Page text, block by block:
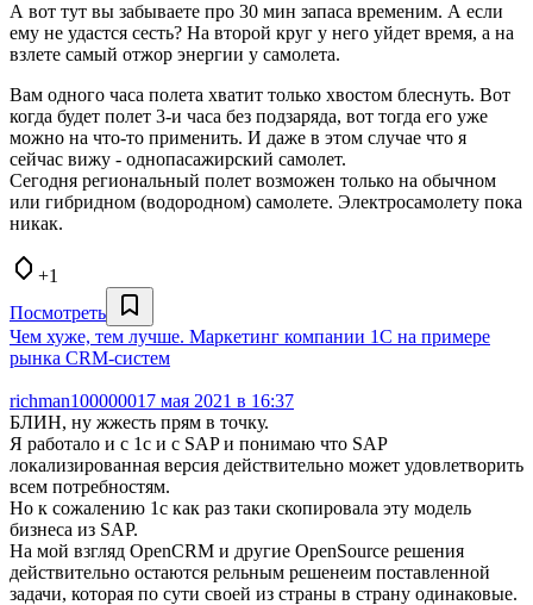
А вот тут вы забываете про 30 мин запаса временим. А если
ему не удастся сесть? На второй круг у него уйдет время, а на
взлете самый отжор энергии у самолета.
Вам одного часа полета хватит только хвостом блеснуть. Вот
когда будет полет 3-и часа без подзаряда, вот тогда его уже
можно на что-то применить. И даже в этом случае что я
сейчас вижу - однопасажирский самолет.
Сегодня региональный полет возможен только на обычном
или гибридном (водородном) самолете. Электросамолету пока
никак.
+1
Посмотреть
Чем хуже, тем лучше. Маркетинг компании 1С на примере
рынка CRM-систем
richman100000017 мая 2021 в 16:37
БЛИН, ну жжесть прям в точку.
Я работало и с 1с и с SAP и понимаю что SAP
локализированная версия действительно может удовлетворить
всем потребностям.
Но к сожалению 1с как раз таки скопировала эту модель
бизнеса из SAP.
На мой взгляд OpenCRM и другие OpenSource решения
действительно остаются рельным решенеим поставленной
задачи, которая по сути своей из страны в страну одинаковые.